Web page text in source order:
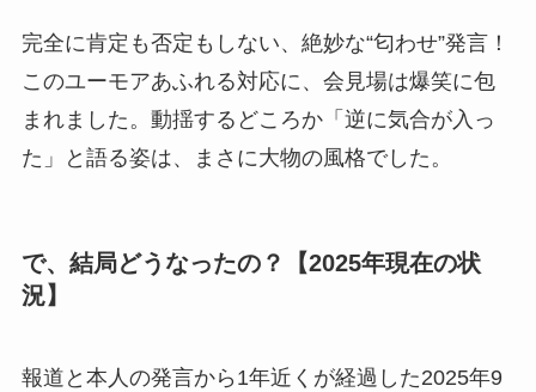
完全に肯定も否定もしない、絶妙な“匂わせ”発言！
このユーモアあふれる対応に、会見場は爆笑に包
まれました。動揺するどころか「逆に気合が入っ
た」と語る姿は、まさに大物の風格でした。
で、結局どうなったの？【2025年現在の状
況】
報道と本人の発言から1年近くが経過した2025年9